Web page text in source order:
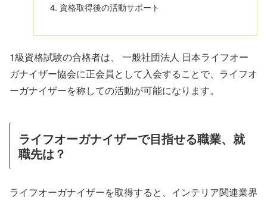
資格取得後の活動サポート
1級資格試験の合格者は、 一般社団法人 日本ライフオー
ガナイザー協会に正会員として入会することで、ライフオ
ーガナイザーを称しての活動が可能になります。
ライフオーガナイザーで目指せる職業、就
職先は？
ライフオーガナイザーを取得すると、インテリア関連業界